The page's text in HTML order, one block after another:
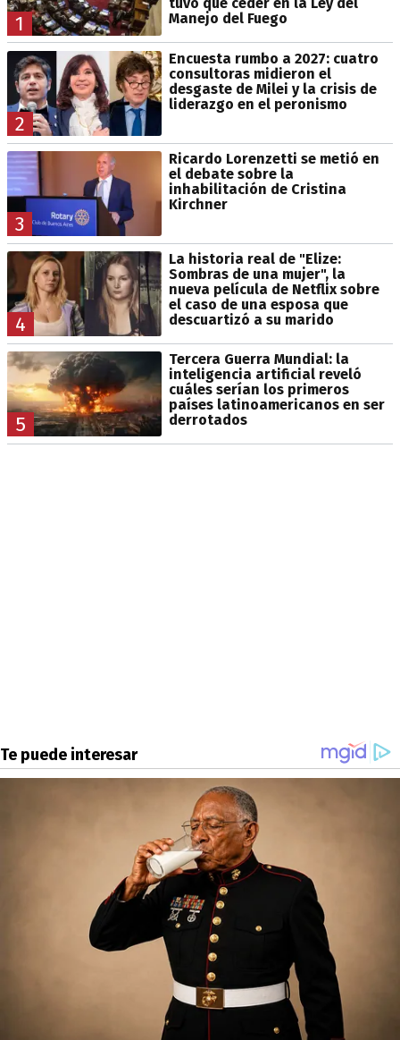
1
tuvo que ceder en la Ley del
Manejo del Fuego
2
Encuesta rumbo a 2027: cuatro
consultoras midieron el
desgaste de Milei y la crisis de
liderazgo en el peronismo
3
Ricardo Lorenzetti se metió en
el debate sobre la
inhabilitación de Cristina
Kirchner
4
La historia real de "Elize:
Sombras de una mujer", la
nueva película de Netflix sobre
el caso de una esposa que
descuartizó a su marido
5
Tercera Guerra Mundial: la
inteligencia artificial reveló
cuáles serían los primeros
países latinoamericanos en ser
derrotados